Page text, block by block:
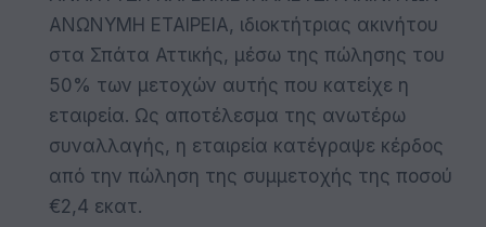
ΑΝΩΝΥΜΗ ΕΤΑΙΡΕΙΑ, ιδιοκτήτριας ακινήτου
στα Σπάτα Αττικής, μέσω της πώλησης του
50% των μετοχών αυτής που κατείχε η
εταιρεία. Ως αποτέλεσμα της ανωτέρω
συναλλαγής, η εταιρεία κατέγραψε κέρδος
από την πώληση της συμμετοχής της ποσού
€2,4 εκατ.